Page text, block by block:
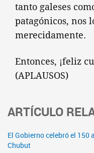
tanto galeses
patagónicos, nos
merecidamente.
Entonces, ¡feliz
(APLAUSOS)
ARTÍCULO
El Gobierno celebró el 150
Chubut